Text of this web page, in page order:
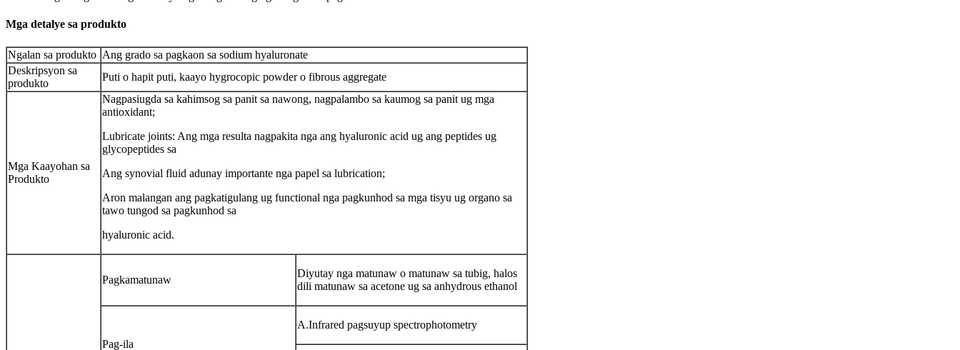
Mga detalye sa produkto
Ngalan sa produkto Ang grado sa pagkaon sa sodium hyaluronate
Deskripsyon sa
produkto
Puti o hapit puti, kaayo hygrocopic powder o fibrous aggregate
Mga Kaayohan sa
Produkto
Nagpasiugda sa kahimsog sa panit sa nawong, nagpalambo sa kaumog sa panit ug mga
antioxidant;
Lubricate joints: Ang mga resulta nagpakita nga ang hyaluronic acid ug ang peptides ug
glycopeptides sa
Ang synovial fluid adunay importante nga papel sa lubrication;
Aron malangan ang pagkatigulang ug functional nga pagkunhod sa mga tisyu ug organo sa
tawo tungod sa pagkunhod sa
hyaluronic acid.
Pagkamatunaw
Diyutay nga matunaw o matunaw sa tubig, halos
dili matunaw sa acetone ug sa anhydrous ethanol
Pag-ila
A.Infrared pagsuyup spectrophotometry